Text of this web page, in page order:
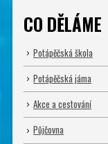
CO DĚLÁME
Potápěčská škola
Potápěčská jáma
Akce a cestování
Půjčovna